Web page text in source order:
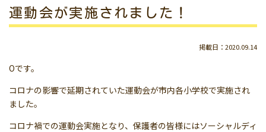
運動会が実施されました！
掲載日：2020.09.14
Oです。
コロナの影響で延期されていた運動会が市内各小学校で実施され
ました。
コロナ禍での運動会実施となり、保護者の皆様にはソーシャルディ